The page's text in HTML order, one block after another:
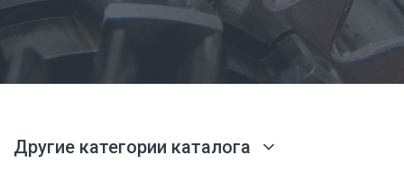
Другие категории каталога